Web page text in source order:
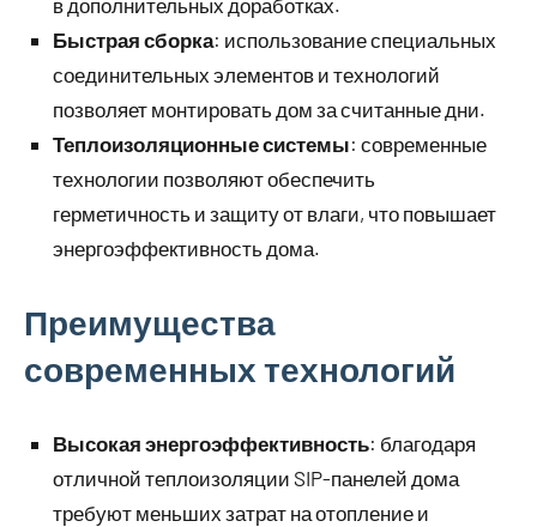
в дополнительных доработках.
Быстрая сборка: использование специальных
соединительных элементов и технологий
позволяет монтировать дом за считанные дни.
Теплоизоляционные системы: современные
технологии позволяют обеспечить
герметичность и защиту от влаги, что повышает
энергоэффективность дома.
Преимущества
современных технологий
Высокая энергоэффективность: благодаря
отличной теплоизоляции SIP-панелей дома
требуют меньших затрат на отопление и